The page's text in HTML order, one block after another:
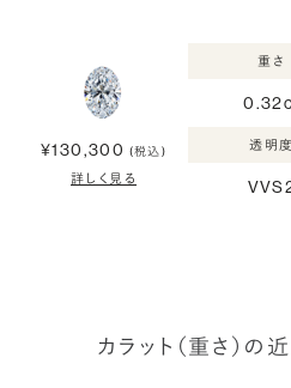
¥130,300 (税込)
詳しく見る
重さ
透明度
カラット（重さ）の